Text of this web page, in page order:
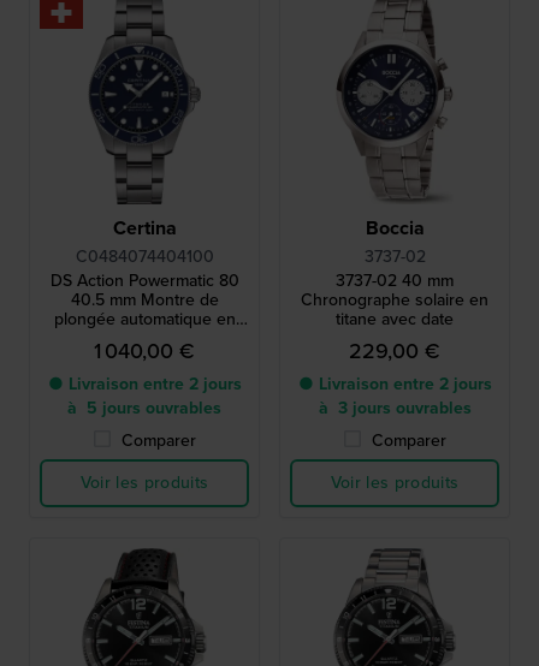
Certina
C0484074404100
DS Action Powermatic 80
40.5 mm Montre de
plongée automatique en
titane Swiss Made,
résistante aux chocs, avec
date
1 040,00 €
● Livraison entre 2 jours
à 5 jours ouvrables
Comparer
Voir les produits
Boccia
3737-02
3737-02 40 mm
Chronographe solaire en
titane avec date
229,00 €
● Livraison entre 2 jours
à 3 jours ouvrables
Comparer
Voir les produits